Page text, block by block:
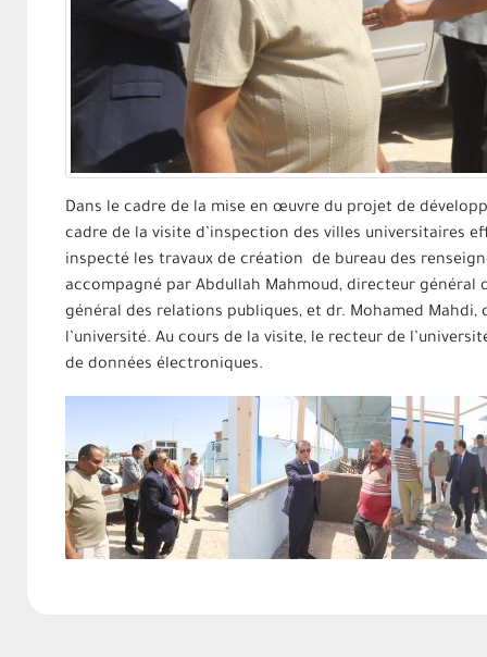
Dans le cadre de la mise en œuvre du projet de
cadre de la visite d’inspection des villes universitaires
inspecté les travaux de création de bureau des
accompagné par Abdullah Mahmoud, directeur
général des relations publiques, et dr. Mohamed
l’université. Au cours de la visite, le recteur de
de données électroniques.